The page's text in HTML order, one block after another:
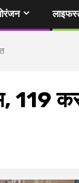
119